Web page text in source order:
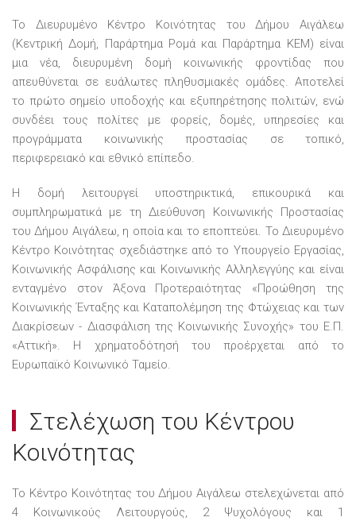
Το Διευρυμένο Κέντρο Κοινότητας του Δήμου Αιγάλεω
(Κεντρική Δομή, Παράρτημα Ρομά και Παράρτημα ΚΕΜ) είναι
μια νέα, διευρυμένη δομή κοινωνικής φροντίδας που
απευθύνεται σε ευάλωτες πληθυσμιακές ομάδες. Αποτελεί
το πρώτο σημείο υποδοχής και εξυπηρέτησης πολιτών, ενώ
συνδέει τους πολίτες με φορείς, δομές, υπηρεσίες και
προγράμματα κοινωνικής προστασίας σε τοπικό,
περιφερειακό και εθνικό επίπεδο.
Η δομή λειτουργεί υποστηρικτικά, επικουρικά και
συμπληρωματικά με τη Διεύθυνση Κοινωνικής Προστασίας
του Δήμου Αιγάλεω, η οποία και το εποπτεύει. Το Διευρυμένο
Κέντρο Κοινότητας σχεδιάστηκε από το Υπουργείο Εργασίας,
Κοινωνικής Ασφάλισης και Κοινωνικής Αλληλεγγύης και είναι
ενταγμένο στον Άξονα Προτεραιότητας «Προώθηση της
Κοινωνικής Ένταξης και Καταπολέμηση της Φτώχειας και των
Διακρίσεων - Διασφάλιση της Κοινωνικής Συνοχής» του Ε.Π.
«Αττική». Η χρηματοδότησή του προέρχεται από το
Ευρωπαϊκό Κοινωνικό Ταμείο.
Στελέχωση του Κέντρου
Κοινότητας
Το Κέντρο Κοινότητας του Δήμου Αιγάλεω στελεχώνεται από
4 Κοινωνικούς Λειτουργούς, 2 Ψυχολόγους και 1